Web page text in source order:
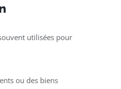
utilisées pour
ou des biens